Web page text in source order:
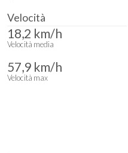
Velocità
18,2 km/h
Velocità media
57,9 km/h
Velocità max